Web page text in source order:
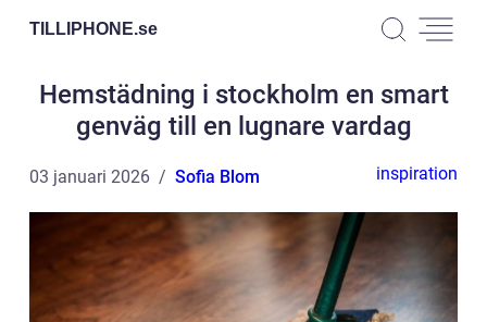
TILLIPHONE.se
Hemstädning i stockholm en smart
genväg till en lugnare vardag
03 januari 2026 Sofia Blom inspiration